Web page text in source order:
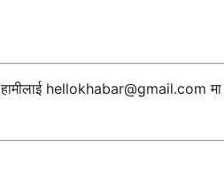
hellokhabar@gmail.com मा